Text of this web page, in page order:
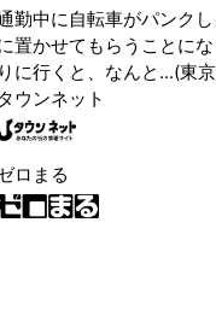
勤中に自転車がパンク
置かせてもらうことに
りに行くと、なんと...(東
タウンネット
ロまる